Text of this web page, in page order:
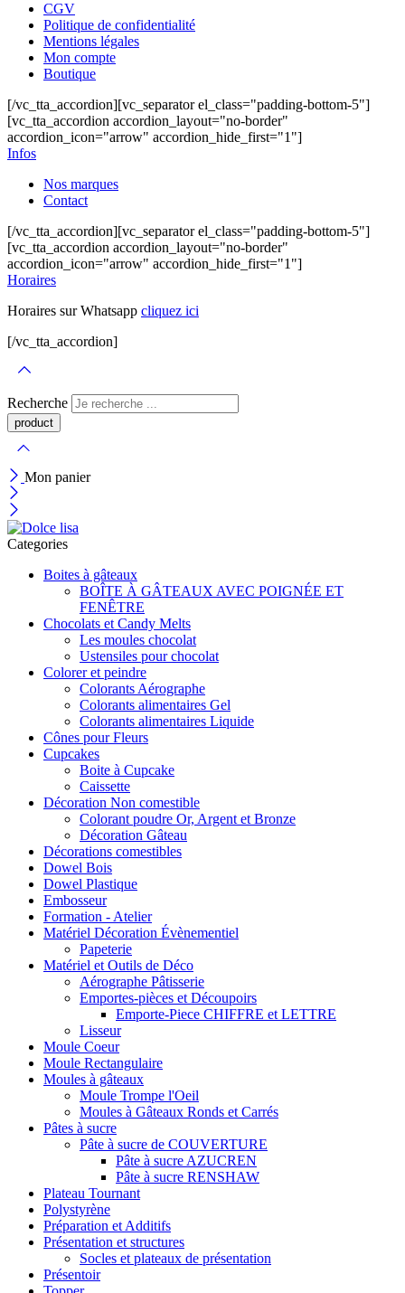
CGV
Politique de confidentialité
Mentions légales
Mon compte
Boutique
[/vc_tta_accordion][vc_separator el_class="padding-bottom-5"]
[vc_tta_accordion accordion_layout="no-border"
accordion_icon="arrow" accordion_hide_first="1"]
Infos
Nos marques
Contact
[/vc_tta_accordion][vc_separator el_class="padding-bottom-5"]
[vc_tta_accordion accordion_layout="no-border"
accordion_icon="arrow" accordion_hide_first="1"]
Horaires
Horaires sur Whatsapp cliquez ici
[/vc_tta_accordion]
Recherche
Mon panier
Categories
Boites à gâteaux
BOÎTE À GÂTEAUX AVEC POIGNÉE ET
FENÊTRE
Chocolats et Candy Melts
Les moules chocolat
Ustensiles pour chocolat
Colorer et peindre
Colorants Aérographe
Colorants alimentaires Gel
Colorants alimentaires Liquide
Cônes pour Fleurs
Cupcakes
Boite à Cupcake
Caissette
Décoration Non comestible
Colorant poudre Or, Argent et Bronze
Décoration Gâteau
Décorations comestibles
Dowel Bois
Dowel Plastique
Embosseur
Formation - Atelier
Matériel Décoration Évènementiel
Papeterie
Matériel et Outils de Déco
Aérographe Pâtisserie
Emportes-pièces et Découpoirs
Emporte-Piece CHIFFRE et LETTRE
Lisseur
Moule Coeur
Moule Rectangulaire
Moules à gâteaux
Moule Trompe l'Oeil
Moules à Gâteaux Ronds et Carrés
Pâtes à sucre
Pâte à sucre de COUVERTURE
Pâte à sucre AZUCREN
Pâte à sucre RENSHAW
Plateau Tournant
Polystyrène
Préparation et Additifs
Présentation et structures
Socles et plateaux de présentation
Présentoir